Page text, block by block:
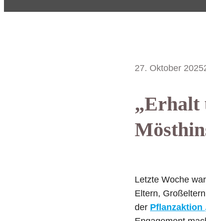
27. Oktober 2025
„Erhalt
Letzte Woche
Eltern,
der Pflanzaktion